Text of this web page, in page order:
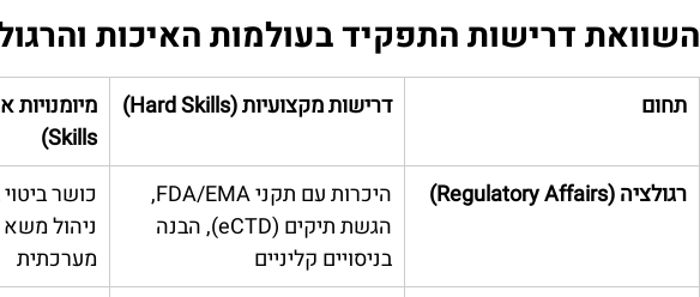
השוואת דרישות התפקיד בעולמות האיכות
תחום דרישות מקצועיות (Hard Skills)
Skills)
רגולציה (Regulatory Affairs)
היכרות עם תקני FDA/EMA,
הגשת תיקים (eCTD), הבנה
בניסויים קליניים
כושר
ניהול משא
מערכתית